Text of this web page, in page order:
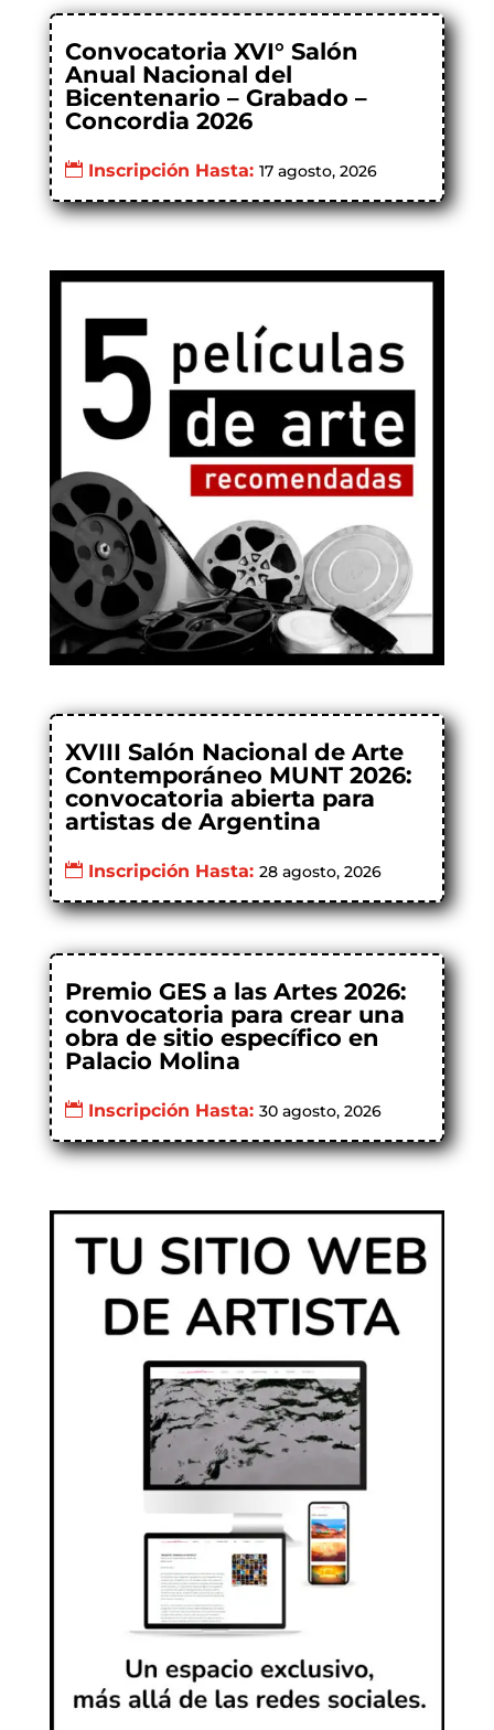
Convocatoria XVI° Salón
Anual Nacional del
Bicentenario – Grabado –
Concordia 2026
Inscripción Hasta: 17 agosto, 2026
XVIII Salón Nacional de Arte
Contemporáneo MUNT 2026:
convocatoria abierta para
artistas de Argentina
Inscripción Hasta: 28 agosto, 2026
Premio GES a las Artes 2026:
convocatoria para crear una
obra de sitio específico en
Palacio Molina
Inscripción Hasta: 30 agosto, 2026